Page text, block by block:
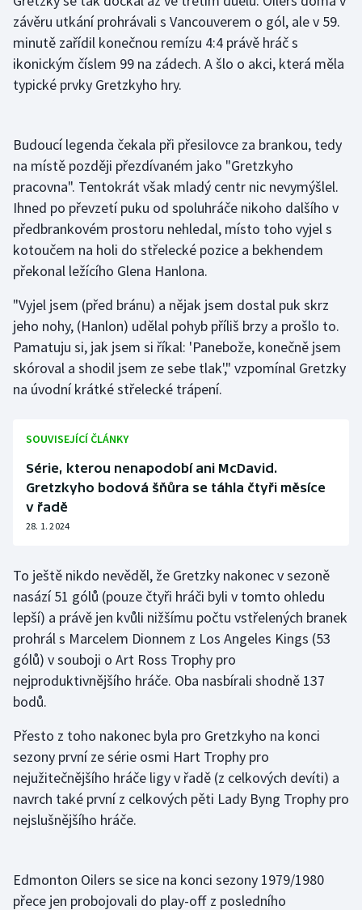
Krasobruslení
Lezení
Lyže a snowboard
Motorsport
Olympijské hry
Parasport
Plážový volejbal
Ragby
Rychlostní kanoistika
Short track
Sportovní střelba
Triatlon
Veslování
Vodní slalom
Ostatní
závěru utkání prohrávali s Vancouverem o gól, ale v 59.
minutě zařídil konečnou remízu 4:4 právě hráč s
ikonickým číslem 99 na zádech. A šlo o akci, která měla
typické prvky Gretzkyho hry.
Budoucí legenda čekala při přesilovce za brankou, tedy
na místě později přezdívaném jako "Gretzkyho
pracovna". Tentokrát však mladý centr nic nevymýšlel.
Ihned po převzetí puku od spoluhráče nikoho dalšího v
předbrankovém prostoru nehledal, místo toho vyjel s
kotoučem na holi do střelecké pozice a bekhendem
překonal ležícího Glena Hanlona.
"Vyjel jsem (před bránu) a nějak jsem dostal puk skrz
jeho nohy, (Hanlon) udělal pohyb příliš brzy a prošlo to.
Pamatuju si, jak jsem si říkal: 'Panebože, konečně jsem
skóroval a shodil jsem ze sebe tlak'," vzpomínal Gretzky
na úvodní krátké střelecké trápení.
SOUVISEJÍCÍ ČLÁNKY
Série, kterou nenapodobí ani McDavid.
Gretzkyho bodová šňůra se táhla čtyři měsíce
v řadě
28. 1. 2024
To ještě nikdo nevěděl, že Gretzky nakonec v sezoně
nasází 51 gólů (pouze čtyři hráči byli v tomto ohledu
lepší) a právě jen kvůli nižšímu počtu vstřelených branek
prohrál s Marcelem Dionnem z Los Angeles Kings (53
gólů) v souboji o Art Ross Trophy pro
nejproduktivnějšího hráče. Oba nasbírali shodně 137
bodů.
Přesto z toho nakonec byla pro Gretzkyho na konci
sezony první ze série osmi Hart Trophy pro
nejužitečnějšího hráče ligy v řadě (z celkových devíti) a
navrch také první z celkových pěti Lady Byng Trophy pro
nejslušnějšího hráče.
Edmonton Oilers se sice na konci sezony 1979/1980
přece jen probojovali do play-off z posledního